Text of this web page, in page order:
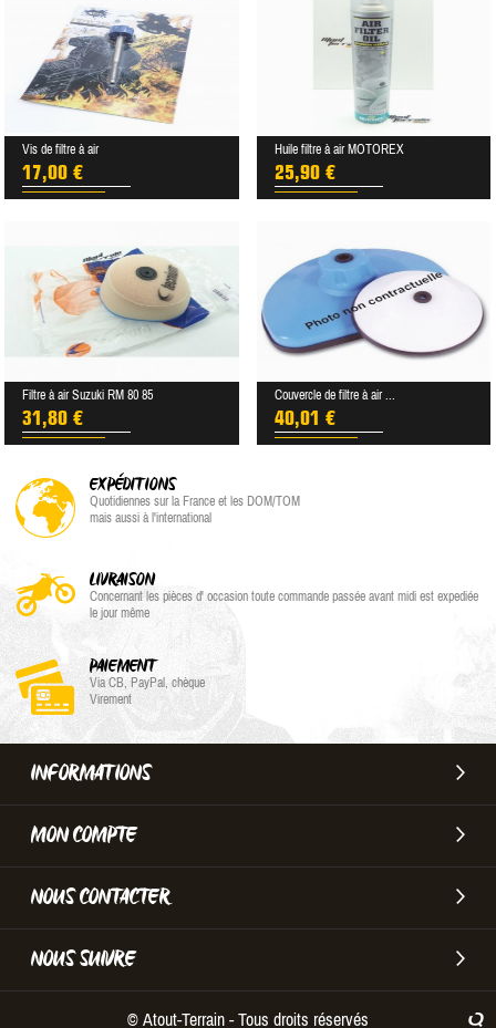
Vis de filtre à air
17,00 €
Huile filtre à air MOTOREX
25,90 €
Filtre à air Suzuki RM 80 85
31,80 €
Couvercle de filtre à air ...
40,01 €
EXPÉDITIONS
Quotidiennes sur la France et les DOM/TOM
mais aussi à l'international
LIVRAISON
Concernant les pièces d' occasion toute commande passée avant midi est expediée
le jour même
PAIEMENT
Via CB, PayPal, chèque
Virement
INFORMATIONS
MON COMPTE
NOUS CONTACTER
NOUS SUIVRE
© Atout-Terrain - Tous droits réservés